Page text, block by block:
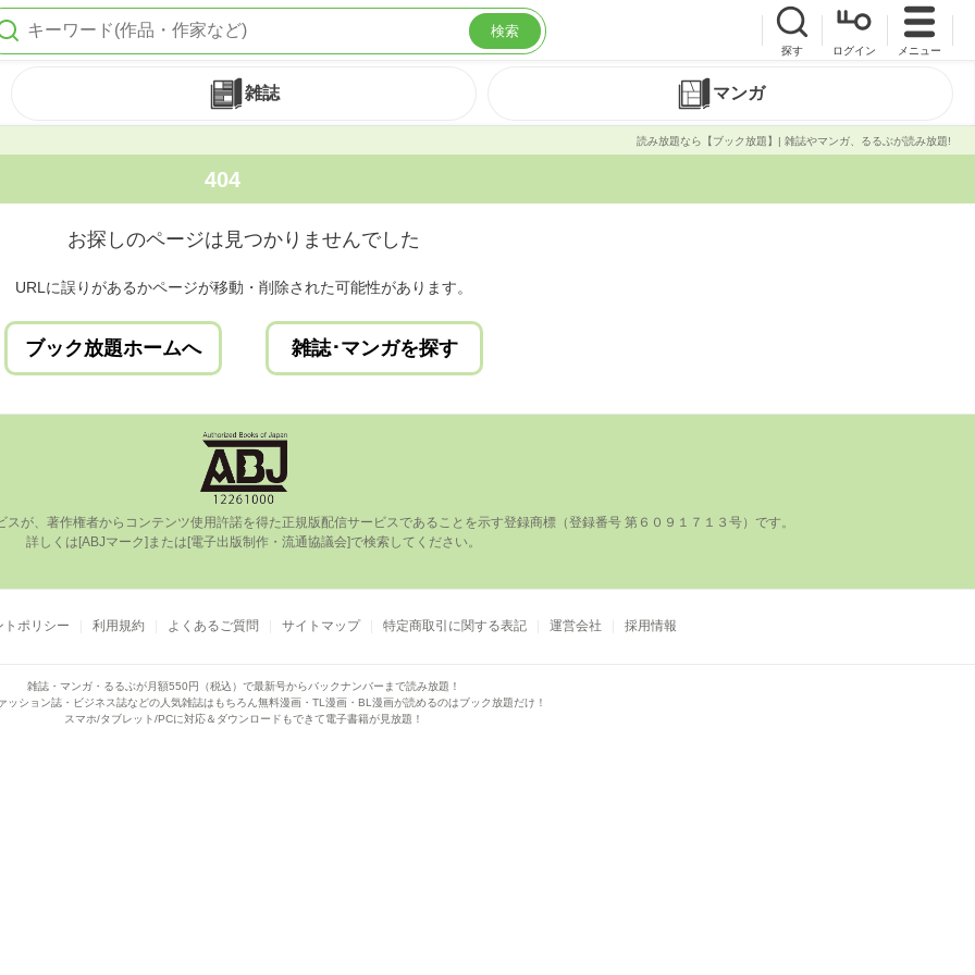
検索
探す ログイン メニュー
雑誌 マンガ
読み放題なら【ブック放題】| 雑誌やマンガ、るるぶが読み放題!
404
お探しのページは見つかりませんでした
URLに誤りがあるかページが移動・削除された可能性があります。
ブック放題ホームへ 雑誌･マンガを探す
が、著作権者からコンテンツ使⽤許諾を得た正規版配信サービスであることを⽰す登録商標（登録番号 第６０９１７１３号）です。
トポリシー 利用規約 よくあるご質問 サイトマップ 特定商取引に関する表記 運営会社 採用情報
雑誌・マンガ・るるぶが月額550円（税込）で最新号からバックナンバーまで読み放題！
ッション誌・ビジネス誌などの人気雑誌はもちろん 無料漫画・TL漫画・BL漫画が読めるのはブック放題だけ！
スマホ/タブレット/PCに対応＆ダウンロードもできて電子書籍が見放題！